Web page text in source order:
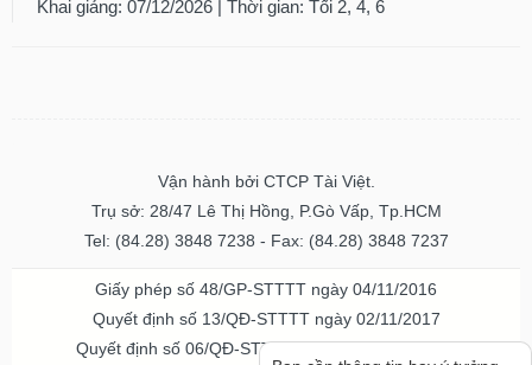
Khai giảng: 07/12/2026 | Thời gian: Tối 2, 4, 6
Vận hành bởi CTCP Tài Việt.
Trụ sở: 28/47 Lê Thị Hồng, P.Gò Vấp, Tp.HCM
Tel: (84.28) 3848 7238 - Fax: (84.28) 3848 7237
Giấy phép số 48/GP-STTTT ngày 04/11/2016
Quyết định số 13/QĐ-STTTT ngày 02/11/2017
Quyết định số 06/QĐ-STTTT-ICP ngày 20/07/2023